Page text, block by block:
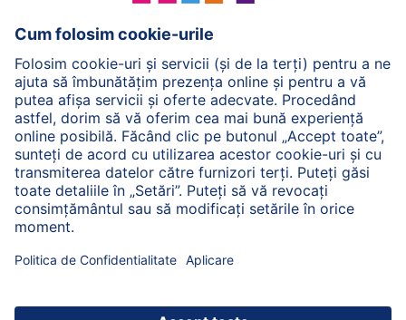
HiPP Hrană pentru copii mici
HiPP Îngrijirea pielii
HiPP Sarcină
Politica de Confidenţialitate
Termenii generali pentru utilizarea serviciilor noastre
web
Imprimare
Despre HiPP Contact